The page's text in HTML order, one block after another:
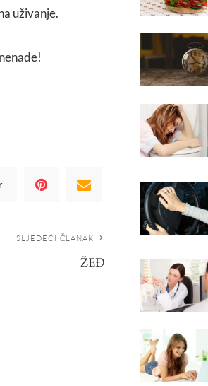
uživanje.
SLJEDEĆI ČLANAK
ŽEĐ